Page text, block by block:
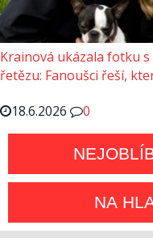
Krainová ukázala fotku
řetězu: Fanoušci řeší,
18.6.2026
0
NA